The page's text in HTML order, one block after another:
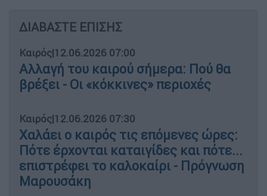
ΔΙΑΒΑΣΤΕ ΕΠΙΣΗΣ
Καιρός|12.06.2026 07:00
Αλλαγή του καιρού σήμερα: Πού θα
βρέξει - Οι «κόκκινες» περιοχές
Καιρός|12.06.2026 07:30
Χαλάει ο καιρός τις επόμενες ώρες:
Πότε έρχονται καταιγίδες και πότε...
επιστρέφει το καλοκαίρι - Πρόγνωση
Μαρουσάκη